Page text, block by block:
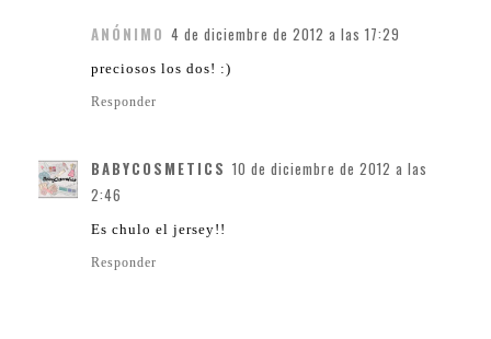
ANÓNIMO 4 de diciembre de 2012 a las 17:29
preciosos los dos! :)
Responder
BABYCOSMETICS 10 de diciembre de 2012 a las
2:46
Es chulo el jersey!!
Responder